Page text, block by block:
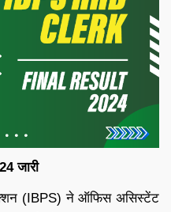
जारी
(IBPS) ने ऑफिस असिस्टेंट